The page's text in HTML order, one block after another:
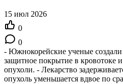
15 июл 2026
0
0
- Южнокорейские ученые
защитное покрытие в кровотоке
опухоли. - Лекарство
опухоль уменьшается вдвое по